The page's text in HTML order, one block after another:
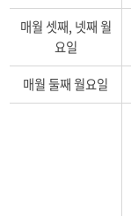
시
청
속
매월 셋째, 넷째 월
요일
매월 둘째 월요일